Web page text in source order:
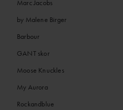
Marc Jacobs
by Malene Birger
Barbour
GANT skor
Moose Knuckles
My Aurora
Rockandblue